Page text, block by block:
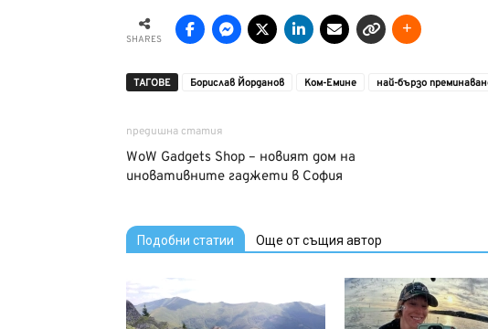
SHARES
ТАГОВЕ Борислав Йорданов Ком-Емине най-бързо
предишна статия
WoW Gadgets Shop – новият дом на
иновативните гаджети в София
Подобни статии Още от същия автор